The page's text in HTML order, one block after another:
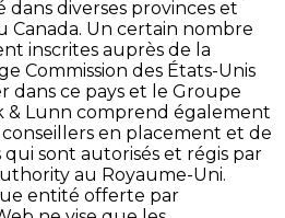
dans diverses provinces et
Un certain nombre
inscrites auprès de la
Commission des États-Unis
dans ce pays et le Groupe
& Lunn comprend également
en placement et de
sont autorisés et régis par
au Royaume-Uni.
entité offerte par